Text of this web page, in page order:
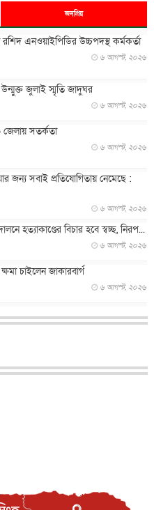
জনপ্রিয়
রশিদ এনওয়াইপিডির উচ্চপদস্থ কর্মকর্তা
৬ আগস্ট, ২০২৬
জুলাই স্মৃতি জাদুঘর
৬ আগস্ট, ২০২৬
জেলায় সতর্কতা
৬ আগস্ট, ২০২৬
জন্য সবাই প্রতিযোগিতায় নেমেছে :
৬ আগস্ট, ২০২৬
হত্যাকাণ্ডের বিচার হবে স্বচ্ছ, নিরপ...
৬ আগস্ট, ২০২৬
চাইলেন জাকারবার্গ
৬ আগস্ট, ২০২৬
ও যাত্রীবাহী বিমান মুখোমুখি, তদন্...
৬ আগস্ট, ২০২৬
সর্বোচ্চ রানের মালিক এখন জস বাটলার
আজ মুম্বাইয়ে দুই বাড়ির মালিক
৬ আগস্ট, ২০২৬